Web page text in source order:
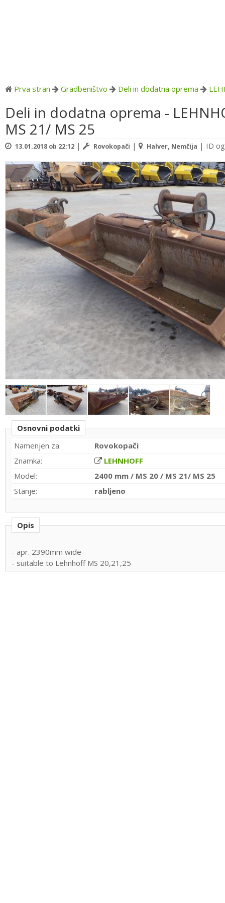
Prva stran Gradbeništvo Deli in dodatna oprema
Deli in dodatna oprema -
MS 21/ MS 25
13.01.2018 ob 22:12 | Rovokopači | Halver, Nemčija | ID
Osnovni podatki
Namenjen za:
Rovokopači
Znamka:
LEHNHOFF
Model:
2400 mm / MS 20 / MS 21/ MS 25
Stanje:
rabljeno
Opis
- apr. 2390mm wide
- suitable to Lehnhoff MS 20,21,25